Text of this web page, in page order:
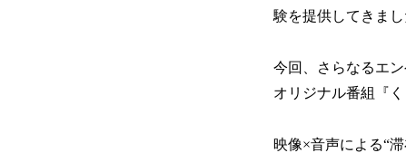
験を提供してきまし
今回、さらなるエ
オリジナル番組『
映像×音声による“